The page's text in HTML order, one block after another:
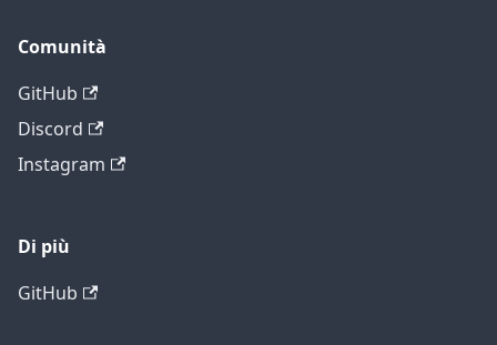
Comunità
GitHub
Discord
Instagram
Di più
GitHub